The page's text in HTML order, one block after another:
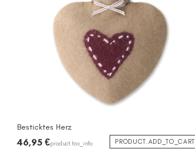
Besticktes Herz
46,95 €product.tax_info PRODUCT.ADD_TO_CART